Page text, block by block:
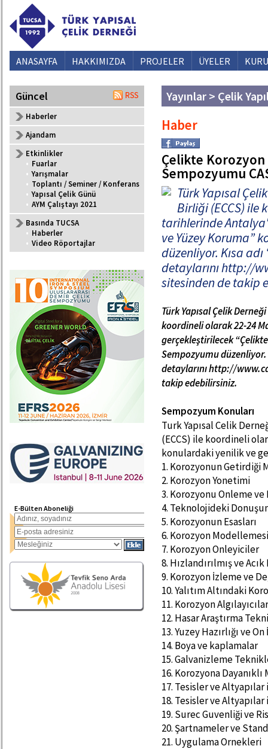
ANASAYFA HAKKIMIZDA PROJELER ÜYELER
Güncel
Haberler
Ajandam
Etkinlikler
• Fuarlar
• Yarışmalar
• Toplantı / Seminer / Konferans
• Yapısal Çelik Günü
• AYM Çalıştayı 2021
Basında TUCSA
• Haberler
• Video Röportajlar
E-Bülten Aboneliği
Yayınlar > Çelik
Haber
Çelikte Korozyon
Sempozyumu
Türk Yapısal
Birliği (ECCS) ile
tarihlerinde
ve Yüzey Koruma”
düzenliyor. Kısa
detaylarını http://
sitesinden de takip
Türk Yapısal Çelik
koordineli olarak 22-24
gerçekleştirilecek
Sempozyumu düzenliyor.
detaylarını http://
takip edebilirsiniz.
Sempozyum Konuları
Turk Yapısal Celik
(ECCS) ile koordineli
konulardaki yenilik ve
1. Korozyonun Getirdiği
2. Korozyon Yonetimi
3. Korozyonu Onleme
4. Teknolojideki
5. Korozyonun Esasları
6. Korozyon
7. Korozyon Onleyiciler
8. Hızlandırılmış ve
9. Korozyon İzleme ve
10. Yalıtım Altındaki
11. Korozyon
12. Hasar Araştırma
13. Yuzey Hazırlığı ve
14. Boya ve kaplamalar
15. Galvanizleme
16. Korozyona
17. Tesisler ve
18. Tesisler ve
19. Surec Guvenliği ve
20. Şartnameler ve
21. Uygulama Ornekleri